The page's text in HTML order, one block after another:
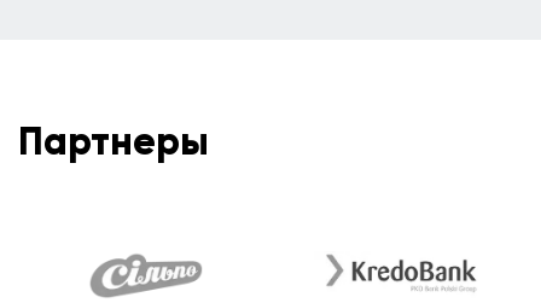
Партнеры